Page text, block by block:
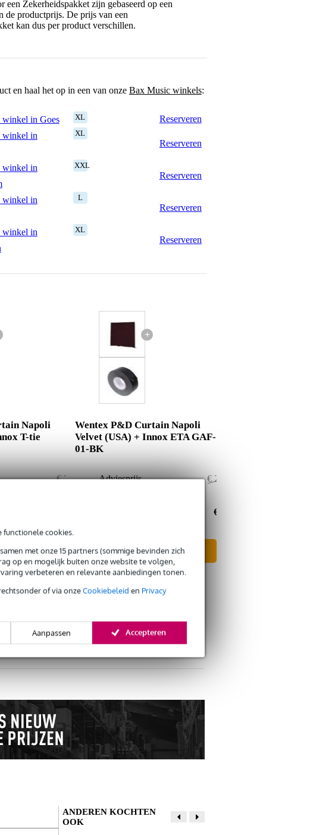
cookies.
met onze 15 partners (sommige bevinden zich
op en mogelijk buiten onze website te volgen,
verbeteren en relevante aanbiedingen tonen.
of via onzeCookiebeleid en Privacy
Aanpassen Accepteren
een Zekerheidspakket zijn gebaseerd op een
de productprijs. De prijs van een
kan dus per product verschillen.
en haal het op in een van onze Bax Music winkels:
in Goes XL
Reserveren
winkel in
XL
Reserveren
winkel in
XXL
Reserveren
winkel in
L
Reserveren
winkel in
XL
Reserveren
Napoli
T-tie
€ 264,50
+
Wentex P&D Curtain Napoli
Velvet (USA) + Innox ETA GAF-
01-BK
Adviesprijs
€ 261,50
€ 260,-
In mijn winkelwagen
Gratis retourneren
ANDEREN KOCHTEN
OOK